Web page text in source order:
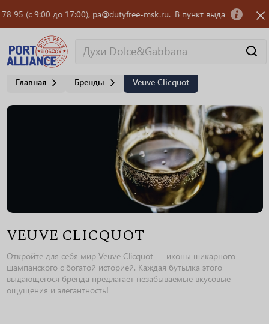
(с 9:00 до 17:00), pa@dutyfree-msk.ru. В пункт выдачи заказов
Главная Бренды Veuve Clicquot
VEUVE CLICQUOT
Откройте для себя мир Veuve Clicquot — иконы шикарного
шампанского с богатой историей. Каждая бутылка этого
выдающегося бренда предлагает незабываемые вкусовые
ощущения и элегантность!